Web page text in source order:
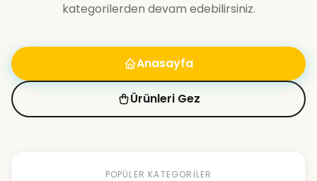
kategorilerden devam edebilirsiniz.
Anasayfa
Ürünleri Gez
POPÜLER KATEGORILER